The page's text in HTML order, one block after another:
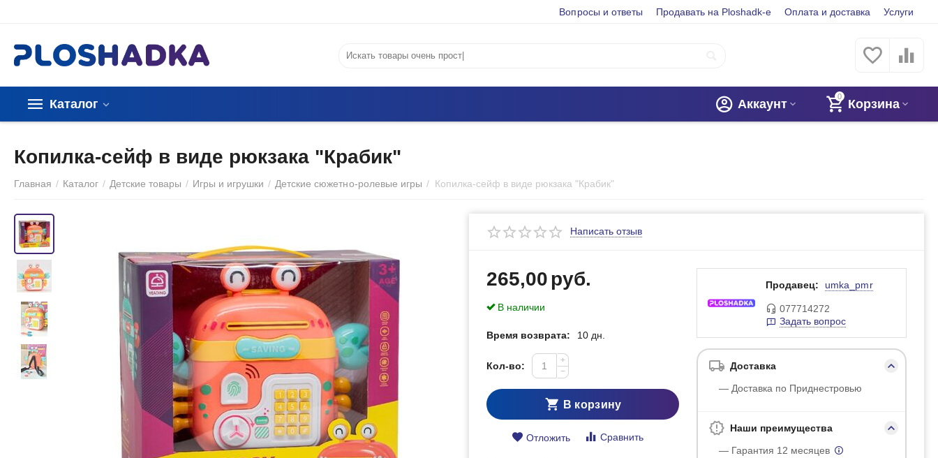
Вопросы и ответы Продавать на Ploshadk-e Оплата и доставка Услуги
Каталог
0
Корзина
Аккаунт
Копилка-сейф в виде рюкзака "Крабик"
Главная / Каталог / Детские товары / Игры и игрушки / Детские сюжетно-ролевые игры / Копилка-сейф в виде рюкзака "Крабик"
Написать отзыв
265,00руб.
В наличии
Время возврата: 10 дн.
Кол-во:
+
−
В корзину
Отложить Сравнить
Продавец: umka_pmr
077714272
Задать вопрос
Доставка
— Доставка по Приднестровью
Наши преимущества
— Гарантия 12 месяцев